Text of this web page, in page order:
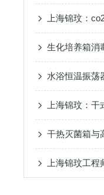
生化培养箱消
干热灭菌箱与